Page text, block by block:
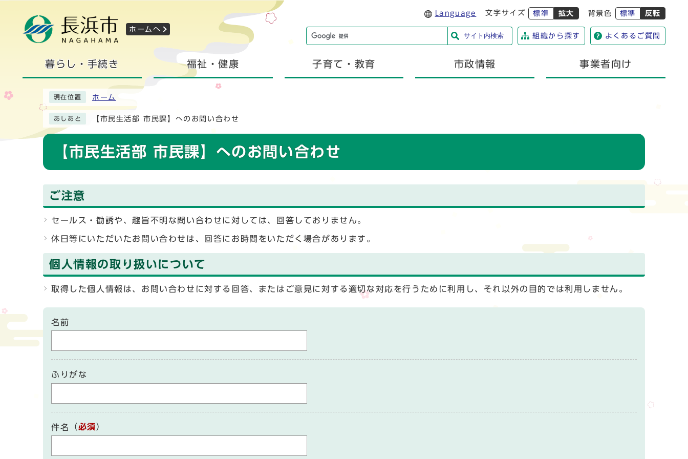
ホームへ
Language 文字サイズ 標準 拡大 背景色 標準 反転
サイト内検索 組織から探す よくあるご質問
暮らし・手続き 福祉・健康 子育て・教育 市政情報 事業者向け
現在位置 ホーム
あしあと 【市民生活部 市民課】へのお問い合わせ
【市民生活部 市民課】へのお問い合わせ
ご注意
セールス・勧誘や、趣旨不明な問い合わせに対しては、回答しておりません。
休日等にいただいたお問い合わせは、回答にお時間をいただく場合があります。
個人情報の取り扱いについて
取得した個人情報は、お問い合わせに対する回答、またはご意見に対する適切な対応を行うために利用し、それ以外の目的では利用しません。
名前
ふりがな
件名 （必須）